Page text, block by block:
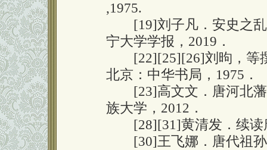
,1975.
[19]刘子凡．安史之乱
宁大学学报，2019．
[22][25][26]刘昫，等撰
北京：中华书局，1975．
[23]高文文．唐河北藩
族大学，2012．
[28][31]黄清发．续读
[30]王飞娜．唐代祖孙